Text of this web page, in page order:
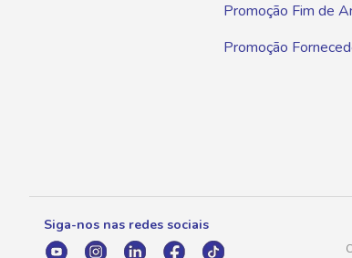
Promoção Fim de
Promoção
Siga-nos nas redes sociais